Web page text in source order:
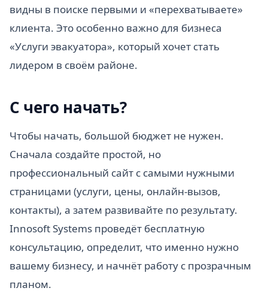
видны в поиске первыми и «перехватываете»
клиента. Это особенно важно для бизнеса
«Услуги эвакуатора», который хочет стать
лидером в своём районе.
С чего начать?
Чтобы начать, большой бюджет не нужен.
Сначала создайте простой, но
профессиональный сайт с самыми нужными
страницами (услуги, цены, онлайн-вызов,
контакты), а затем развивайте по результату.
Innosoft Systems проведёт бесплатную
консультацию, определит, что именно нужно
вашему бизнесу, и начнёт работу с прозрачным
планом.